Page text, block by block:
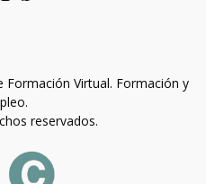
Virtual. Formación y
reservados.